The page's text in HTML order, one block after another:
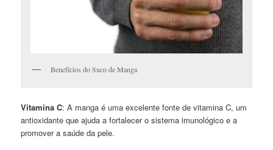
Benefícios do Suco de Manga
Vitamina C: A manga é uma excelente fonte de vitamina C, um
antioxidante que ajuda a fortalecer o sistema imunológico e a
promover a saúde da pele.